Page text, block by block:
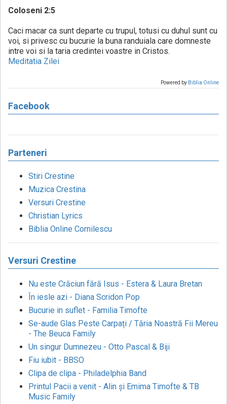
Coloseni 2:5
Caci macar ca sunt departe cu trupul, totusi cu duhul sunt cu
voi, si privesc cu bucurie la buna randuiala care domneste
intre voi si la taria credintei voastre in Cristos.
Meditatia Zilei
Powered by Biblia Online
Facebook
Parteneri
Stiri Crestine
Muzica Crestina
Versuri Crestine
Christian Lyrics
Biblia Online Cornilescu
Versuri Crestine
Nu este Crăciun fără Isus - Estera & Laura Bretan
În iesle azi - Diana Scridon Pop
Bucurie in suflet - Familia Timofte
Se-aude Glas Peste Carpați / Tăria Noastră Fii Mereu
- The Beuca Family
Un singur Dumnezeu - Otto Pascal & Biji
Fiu iubit - BBSO
Clipa de clipa - Philadelphia Band
Printul Pacii a venit - Alin și Emima Timofte & TB
Music Family